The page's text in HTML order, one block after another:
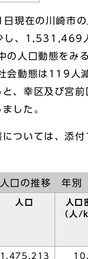
在の川崎市の
し、1,531,469
の人口動態をみ
会動態は119人
、幸区及び宮前
した。
ついては、添付
口の推移 年別
人口
人口
（人/
1,475,213